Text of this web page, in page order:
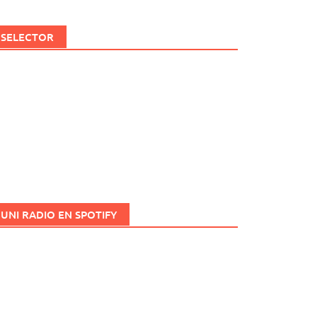
SELECTOR
UNI RADIO EN SPOTIFY